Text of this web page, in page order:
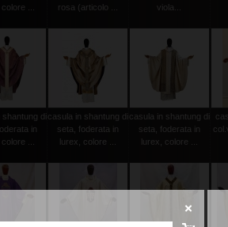
...
rosa (articolo ...
viola...
di
in
...
casula in shantung di
seta, foderata in
lurex, colore ...
casula in shantung di
seta, foderata in
lurex, colore ...